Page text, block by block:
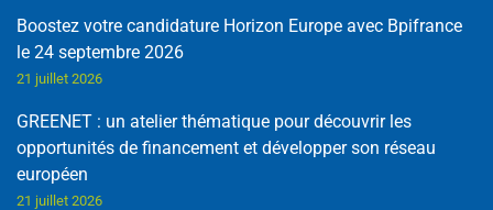
Boostez votre candidature Horizon Europe avec Bpifrance
le 24 septembre 2026
21 juillet 2026
GREENET : un atelier thématique pour découvrir les
opportunités de financement et développer son réseau
européen
21 juillet 2026